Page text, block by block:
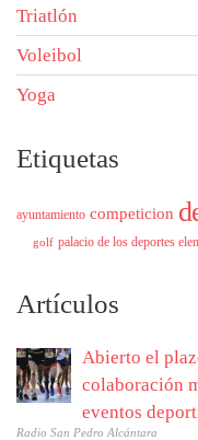
Triatlón
Voleibol
Yoga
Etiquetas
ayuntamiento competicion
golf palacio de los deportes
Artículos
Abierto el
colaboración
eventos
Radio San Pedro Alcántara